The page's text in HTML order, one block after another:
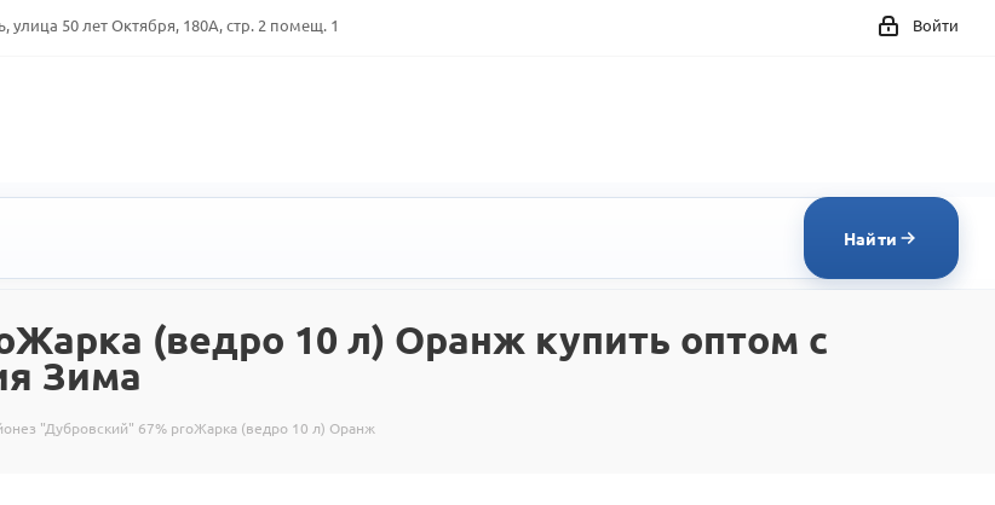
улица 50 лет Октября, 180А, стр. 2 помещ. 1 Войти
Найти
(ведро 10 л) Оранж купить оптом с
Зима
"Дубровский" 67% proЖарка (ведро 10 л) Оранж